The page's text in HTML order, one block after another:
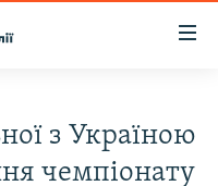
з Україною
чемпіонату